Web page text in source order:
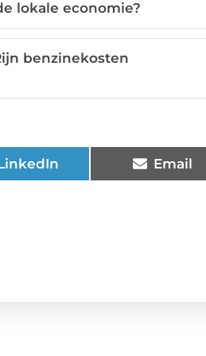
lokale economie?
benzinekosten
Email